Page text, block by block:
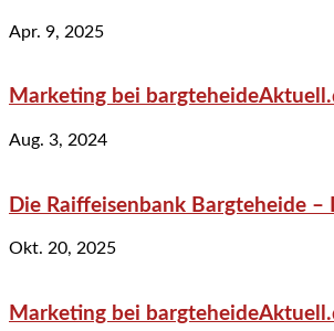
Apr. 9, 2025
Marketing bei
Aug. 3, 2024
Die Raiffeisenbank Bargteheide
Okt. 20, 2025
Marketing bei